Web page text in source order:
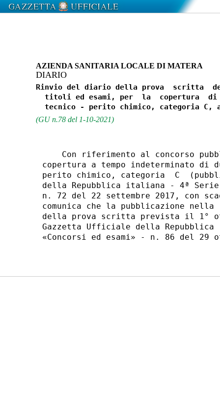
AZIENDA SANITARIA LOCALE DI MATERA
DIARIO
Rinvio del diario della prova  scritta
titoli ed esami, per  la  copertura
(GU n.78 del 1-10-2021)
Con riferimento al concorso
copertura a tempo indeterminato
perito chimico, categoria  C
della Repubblica italiana - 4ª
n. 72 del 22 settembre 2017, con
comunica che la pubblicazione
della prova scritta prevista il 1°
Gazzetta Ufficiale della
«Concorsi ed esami» - n. 86 del 29